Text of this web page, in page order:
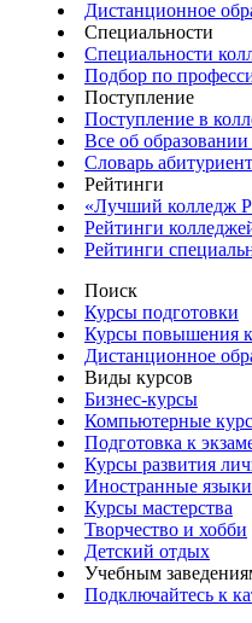
Дистанционное
Специальности
Специальности
Подбор по
Поступление
Поступление в
Все об
Словарь
Рейтинги
«Лучший колледж
Рейтинги
Рейтинги
Поиск
Курсы подготовки
Курсы повышения
Дистанционное
Виды курсов
Бизнес-курсы
Компьютерные
Подготовка к
Курсы развития
Иностранные языки
Курсы мастерства
Творчество и хобби
Детский отдых
Учебным
Подключайтесь к